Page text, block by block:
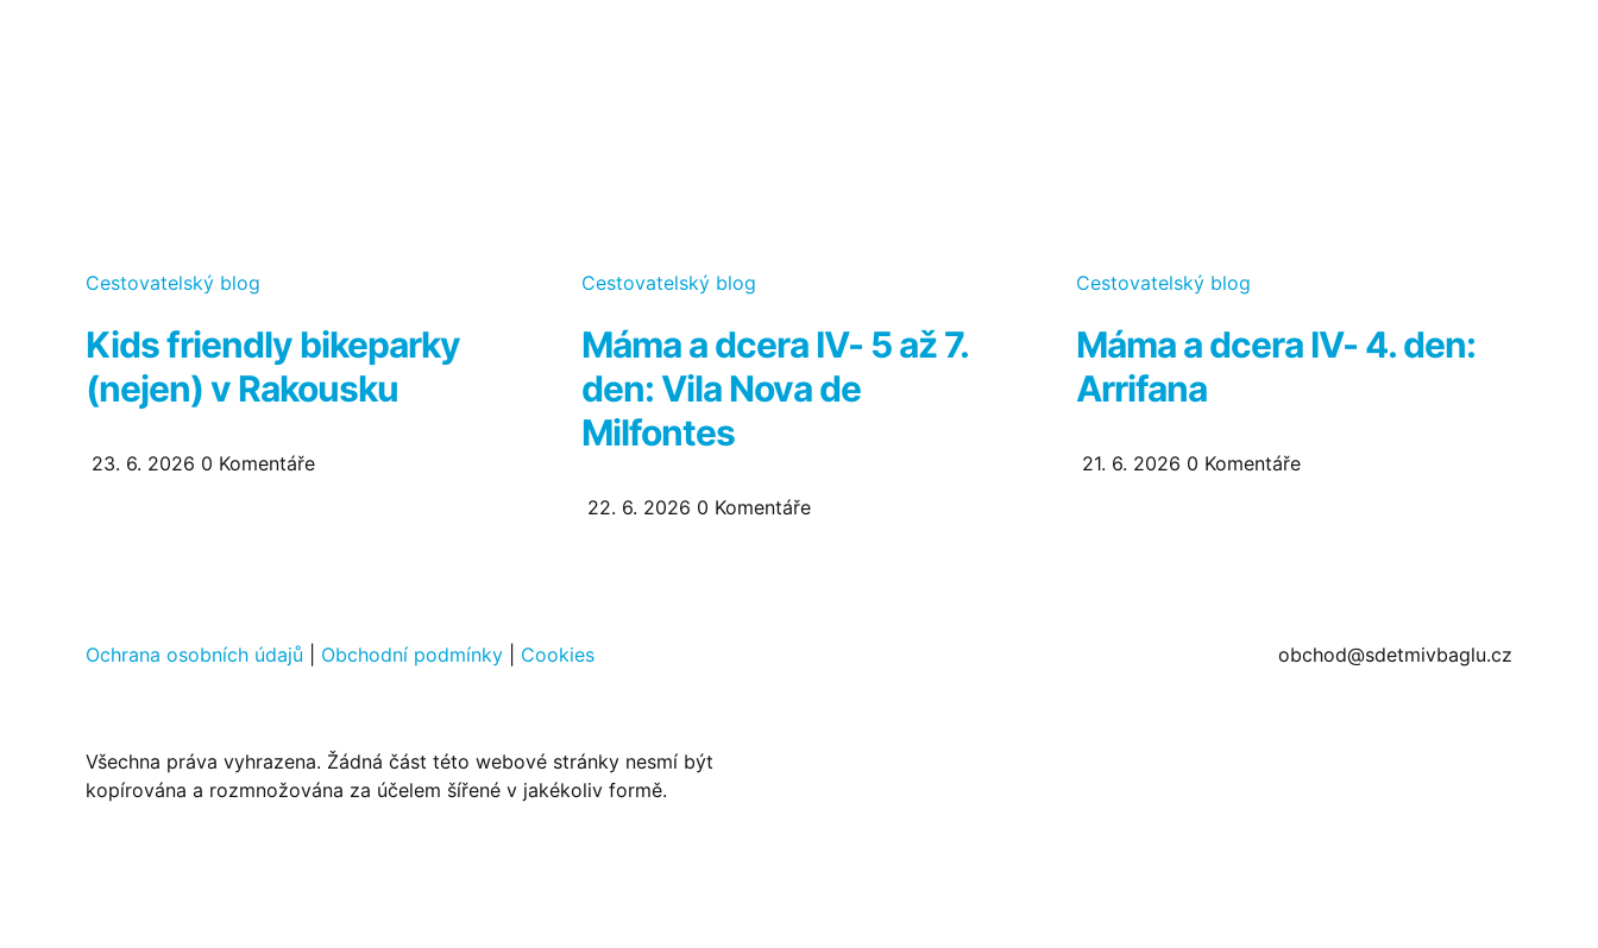
Kategorie
Cestovatelský blog
Kids friendly bikeparky
(nejen) v Rakousku
23. 6. 2026 0 Komentáře
Kategorie
Cestovatelský blog
Máma a dcera IV- 5 až 7.
den: Vila Nova de
Milfontes
22. 6. 2026 0 Komentáře
Kategorie
Cestovatelský blog
Máma a dcera IV- 4. den:
Arrifana
21. 6. 2026 0 Komentáře
Ochrana osobních údajů Obchodní podmínky Cookies
Všechna práva vyhrazena. Žádná část této webové stránky nesmí být
kopírována a rozmnožována za účelem šířené v jakékoliv formě.
obchod@sdetmivbaglu.cz